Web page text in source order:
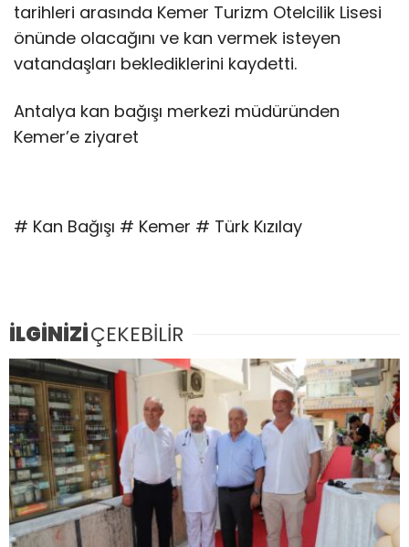
tarihleri arasında Kemer Turizm Otelcilik Lisesi
önünde olacağını ve kan vermek isteyen
vatandaşları beklediklerini kaydetti.
Antalya kan bağışı merkezi müdüründen
Kemer’e ziyaret
# Kan Bağışı # Kemer # Türk Kızılay
İLGİNİZİÇEKEBİLİR